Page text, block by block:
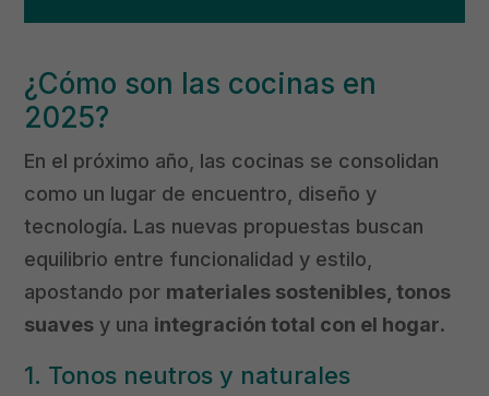
¿Cómo son las cocinas en
2025?
En el próximo año, las cocinas se consolidan
como un lugar de encuentro, diseño y
tecnología. Las nuevas propuestas buscan
equilibrio entre funcionalidad y estilo,
apostando por materiales sostenibles, tonos
suaves y una integración total con el hogar.
1. Tonos neutros y naturales